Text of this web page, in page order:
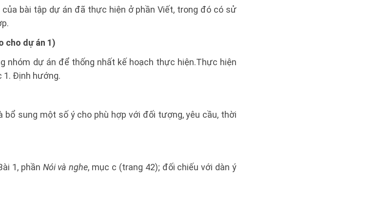
của bài tập dự án đã thực hiện ở phần Viết, trong đó có sử
cho dự án 1)
nhóm dự án để thống nhất kế hoạch thực hiện.Thực hiện
1. Định hướng.
bổ sung một số ý cho phù hợp với đối tượng, yêu cầu, thời
1, phần Nói và nghe, mục c (trang 42); đối chiếu với dàn ý